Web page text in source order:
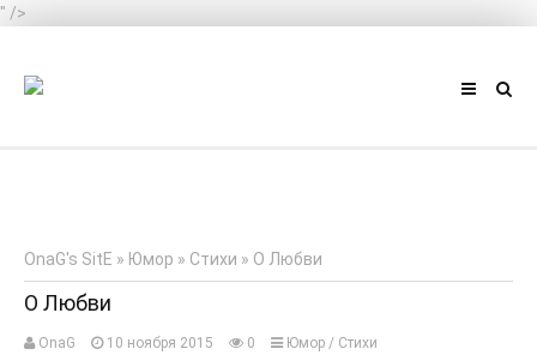
" />
ГЛАВНЫЕ СТАТЬИ
OnaG's SitE » Юмор » Стихи » О Любви
О Любви
OnaG 10 ноября 2015 0 Юмор / Стихи